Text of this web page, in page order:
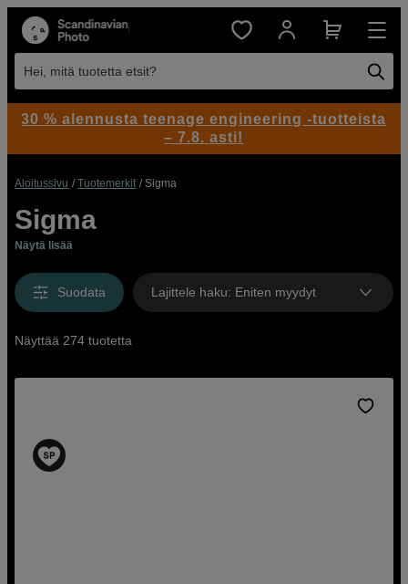
Hei, mitä tuotetta etsit?
Aloitussivu Tuotemerkit Sigma
Sigma
Näytä lisää
Suodata Lajittele haku: Eniten myydyt
Näyttää 274 tuotetta
30 % alennusta teenage engineering -tuotteista
– 7.8. asti!